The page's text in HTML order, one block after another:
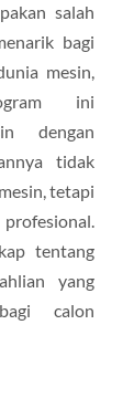
salah
bagi
mesin,
ini
dengan
tidak
tetapi
tentang
yang
calon